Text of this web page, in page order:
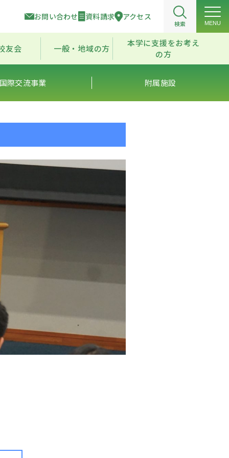
お問い合わせ 資料請求 アクセス
検索 MENU
友会 一般・地域の方
本学に支援をお考え
の方
際交流事業 附属施設